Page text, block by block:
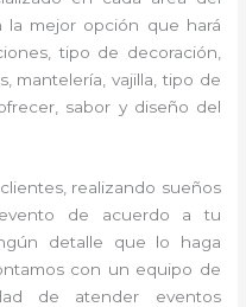
mejor opción que hará
tipo de decoración,
mantelería, vajilla, tipo de
sabor y diseño del
realizando sueños
de acuerdo a tu
detalle que lo haga
con un equipo de
de atender eventos